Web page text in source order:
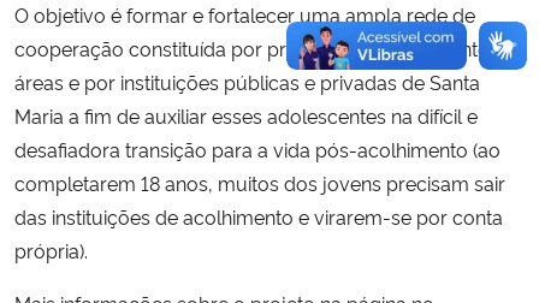
O objetivo é formar e fortalecer uma ampla rede de
cooperação constituída por profissionais de diferentes
áreas e por instituições públicas e privadas de Santa
Maria a fim de auxiliar esses adolescentes na difícil e
desafiadora transição para a vida pós-acolhimento (ao
completarem 18 anos, muitos dos jovens precisam sair
das instituições de acolhimento e virarem-se por conta
própria).